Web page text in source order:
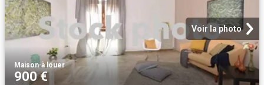
Voir la photo
Maison·à louer
900 €